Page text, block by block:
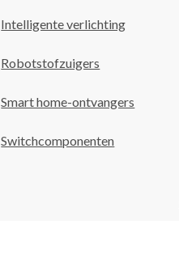
Intelligente verlichting
Robotstofzuigers
Smart home-ontvangers
Switchcomponenten